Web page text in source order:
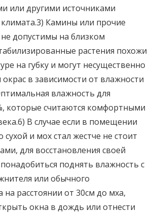
или другими источниками
климата.3) Камины или прочие
допустимы на близком
растения похожи
на губку и могут несущественно
в зависимости от влажности
влажность для
которые считаются комфортными
В случае если в помещении
и мох стал жестче не стоит
для восстановления своей
поднять влажность с
или обычного
на расстоянии от 30см до мха,
окна в дождь или отнести